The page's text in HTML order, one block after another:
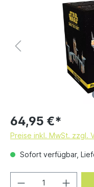
64,95 €*
Preise inkl. MwSt. zzgl.
Sofort verfügbar,